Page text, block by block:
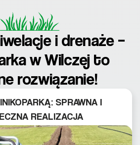
i drenaże –
w Wilczej to
rozwiązanie!
SPRAWNA I
REALIZACJA